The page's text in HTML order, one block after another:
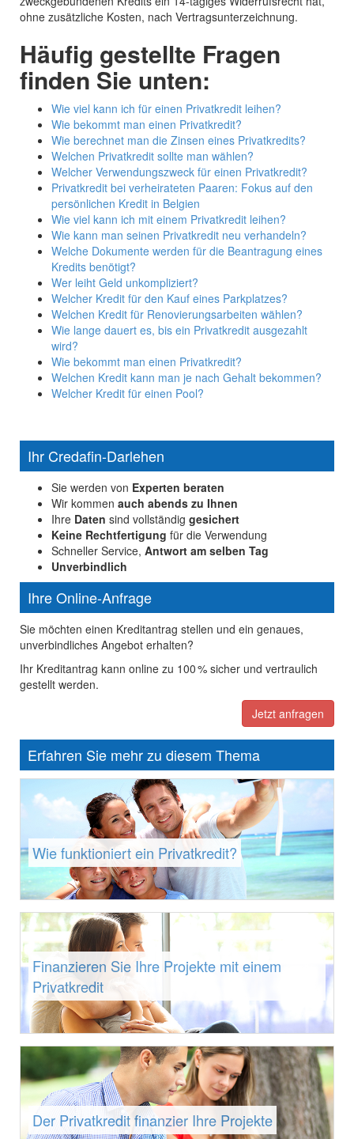
ohne zusätzliche Kosten, nach Vertragsunterzeichnung.
Häufig gestellte Fragen
finden Sie unten:
Wie viel kann ich für einen Privatkredit leihen?
Wie bekommt man einen Privatkredit?
Wie berechnet man die Zinsen eines Privatkredits?
Welchen Privatkredit sollte man wählen?
Welcher Verwendungszweck für einen Privatkredit?
Privatkredit bei verheirateten Paaren: Fokus auf den
persönlichen Kredit in Belgien
Wie viel kann ich mit einem Privatkredit leihen?
Wie kann man seinen Privatkredit neu verhandeln?
Welche Dokumente werden für die Beantragung eines
Kredits benötigt?
Wer leiht Geld unkompliziert?
Welcher Kredit für den Kauf eines Parkplatzes?
Welchen Kredit für Renovierungsarbeiten wählen?
Wie lange dauert es, bis ein Privatkredit ausgezahlt
wird?
Wie bekommt man einen Privatkredit?
Welchen Kredit kann man je nach Gehalt bekommen?
Welcher Kredit für einen Pool?
Ihr Credafin-Darlehen
Sie werden von Experten beraten
Wir kommen auch abends zu Ihnen
Ihre Daten sind vollständig gesichert
Keine Rechtfertigung für die Verwendung
Schneller Service, Antwort am selben Tag
Unverbindlich
Ihre Online-Anfrage
Sie möchten einen Kreditantrag stellen und ein genaues,
unverbindliches Angebot erhalten?
Ihr Kreditantrag kann online zu 100 % sicher und vertraulich
gestellt werden.
Jetzt anfragen
Erfahren Sie mehr zu diesem Thema
Wie funktioniert ein Privatkredit?
Finanzieren Sie Ihre Projekte mit einem
Privatkredit
Der Privatkredit finanzier Ihre Projekte